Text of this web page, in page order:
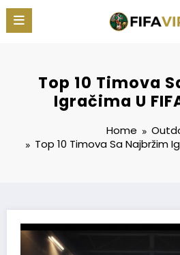
Skip
content
Top 10 Timova
Igračima U
Home
Top 10 Timova Sa Najbržim